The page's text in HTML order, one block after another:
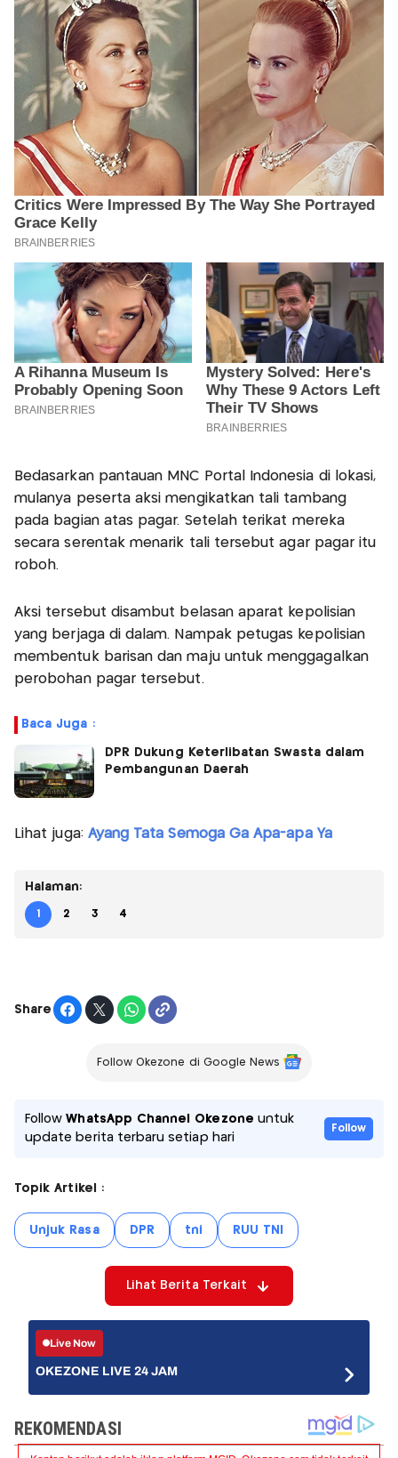
Bedasarkan pantauan MNC Portal Indonesia di lokasi,
mulanya peserta aksi mengikatkan tali tambang
pada bagian atas pagar. Setelah terikat mereka
secara serentak menarik tali tersebut agar pagar itu
roboh.
Aksi tersebut disambut belasan aparat kepolisian
yang berjaga di dalam. Nampak petugas kepolisian
membentuk barisan dan maju untuk menggagalkan
perobohan pagar tersebut.
Baca Juga :
DPR Dukung Keterlibatan Swasta dalam
Pembangunan Daerah
Lihat juga: Ayang Tata Semoga Ga Apa-apa Ya
Halaman:
1 2 3 4
Share
Follow Okezone di Google News
FollowWhatsApp Channel Okezone untuk
update berita terbaru setiap hari
Follow
Topik Artikel :
Unjuk Rasa DPR tni RUU TNI
Lihat Berita Terkait
Live Now
OKEZONE LIVE 24 JAM